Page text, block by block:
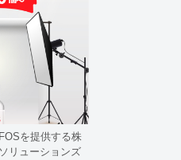
を提供する株
リューションズ